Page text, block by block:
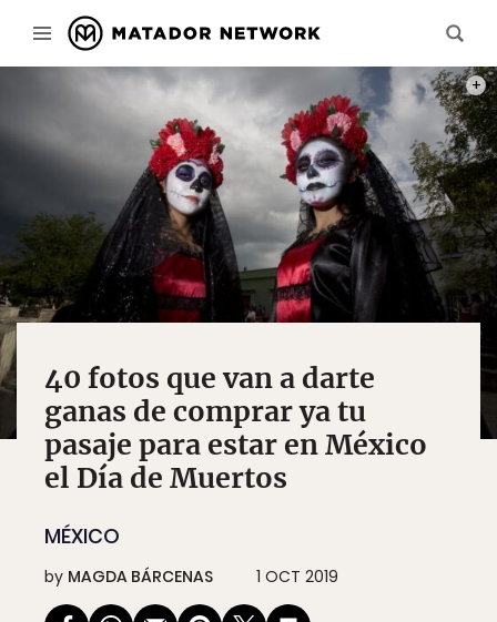
40 fotos que van a darte
ganas de comprar ya tu
pasaje para estar en México
el Día de Muertos
MÉXICO
by MAGDA BÁRCENAS 1 OCT 2019